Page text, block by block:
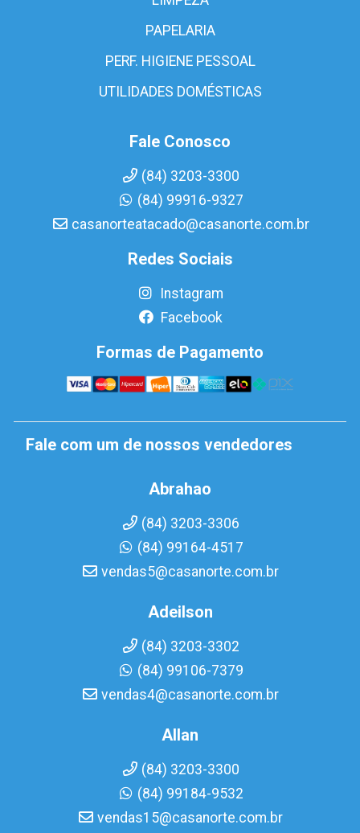
PAPELARIA
PERF. HIGIENE PESSOAL
UTILIDADES DOMÉSTICAS
Fale Conosco
(84) 3203-3300
(84) 99916-9327
casanorteatacado@casanorte.com.br
Redes Sociais
Instagram
Facebook
Formas de Pagamento
Fale com um de nossos vendedores
Abrahao
(84) 3203-3306
(84) 99164-4517
vendas5@casanorte.com.br
Adeilson
(84) 3203-3302
(84) 99106-7379
vendas4@casanorte.com.br
Allan
(84) 3203-3300
(84) 99184-9532
vendas15@casanorte.com.br